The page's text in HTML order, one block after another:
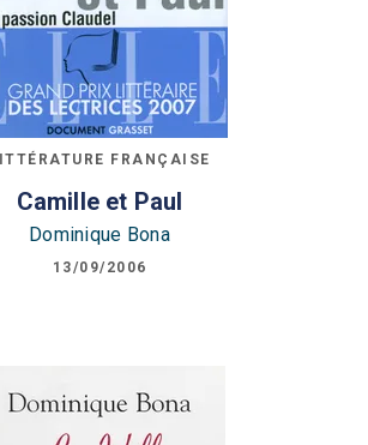
FRANÇAISE
Camille et Paul
Dominique Bona
13/09/2006